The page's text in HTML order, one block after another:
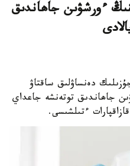
ءورشۋىن جاھاندىق
دەنساۋلىق ساقتاۋ
جاھاندىق توتەنشە جاعداي
ءتىلشىسى.